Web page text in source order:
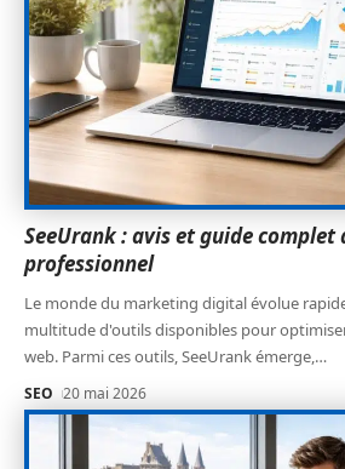
SeeUrank : avis et guide complet
professionnel
Le monde du marketing digital évolue
multitude d'outils disponibles pour
web. Parmi ces outils, SeeUrank émerge,…
SEO 20 mai 2026